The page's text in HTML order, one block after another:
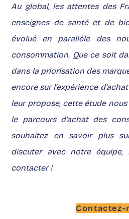
Au global, les attentes des
enseignes de santé et de
évolué en parallèle des
consommation. Que ce soit
dans la priorisation des
encore sur l’expérience
leur propose, cette étude
le parcours d’achat des
souhaitez en savoir plus
discuter avec notre équipe,
contacter !
Contactez-